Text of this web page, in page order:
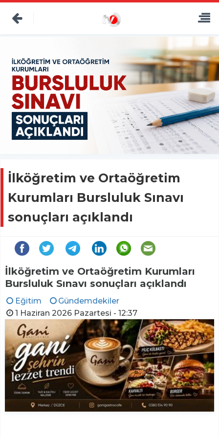
İlköğretim ve Ortaöğretim
Kurumları Bursluluk Sınavı
sonuçları açıklandı
İlköğretim ve Ortaöğretim Kurumları
Bursluluk Sınavı sonuçları açıklandı
Eğitim
Gündemdekiler
1 Haziran 2026 Pazartesi - 12:37